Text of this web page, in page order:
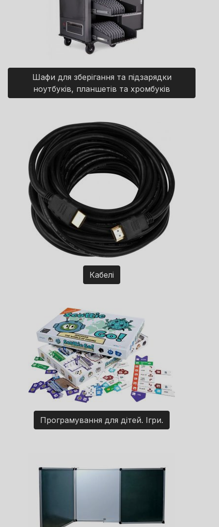
Шафи для зберігання та підзарядки
ноутбуків, планшетів та хромбуків
Кабелі
Програмування для дітей. Ігри.